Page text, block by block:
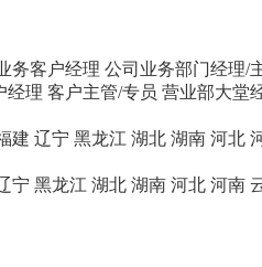
务客户经理 公司业务部门经理/
经理 客户主管/专员 营业部大堂
建 辽宁 黑龙江 湖北 湖南 河北
宁 黑龙江 湖北 湖南 河北 河南